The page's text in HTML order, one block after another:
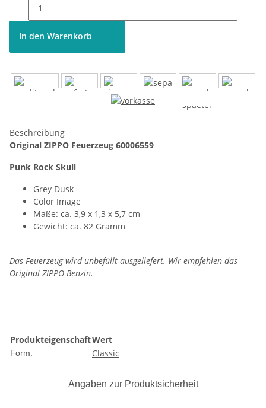
In den Warenkorb
Beschreibung
Original ZIPPO Feuerzeug 60006559
Punk Rock Skull
Grey Dusk
Color Image
Maße: ca. 3,9 x 1,3 x 5,7 cm
Gewicht: ca. 82 Gramm
Das Feuerzeug wird unbefüllt ausgeliefert. Wir empfehlen das
Original ZIPPO Benzin.
ProdukteigenschaftWert
Form: Classic
Angaben zur Produktsicherheit